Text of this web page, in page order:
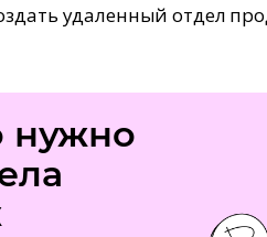
удаленный отдел
нужно